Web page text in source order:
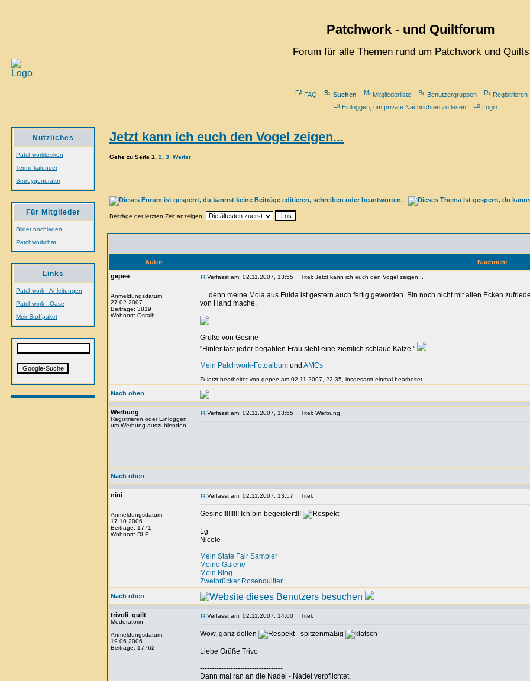
Patchwork - und Quiltforum
Forum für alle Themen rund um Patchwork und Quilts
FAQ Suchen Mitgliederliste Benutzergruppen
Registrieren
Einloggen, um private Nachrichten zu lesen
Login
Nützliches
Patchworklexikon
Terminkalender
Smileygenerator
Für Mitglieder
Bilder hochladen
Patchworkchat
Links
Patchwork - Anleitungen
Patchwork - Oase
MeinStoffpaket
Jetzt kann ich euch den Vogel zeigen...
Gehe zu Seite 1 2 3 Weiter
Beiträge der letzten Zeit anzeigen:
Autor
Nachricht
gepee
Anmeldungsdatum:
27.02.2007
Beiträge: 3819
Wohnort: Ostalb
Verfasst am: 02.11.2007, 13:55 Titel: Jetzt kann ich euch den Vogel zeigen...
… denn meine Mola aus Fulda ist gestern auch fertig geworden. Bin noch nicht mit allen Ecken
von Hand mache.
Grüße von Gesine
"Hinter fast jeder begabten Frau steht eine ziemlich schlaue Katze."
Mein Patchwork-Fotoalbum und AMCs
Zuletzt bearbeitet von gepee am 02.11.2007, 22:35, insgesamt einmal bearbeitet
Nach oben
Werbung
Registrieren oder Einloggen,
um Werbung auszublenden
Verfasst am: 02.11.2007, 13:55 Titel: Werbung
Nach oben
nini
Anmeldungsdatum:
17.10.2006
Beiträge: 1771
Wohnort: RLP
Verfasst am: 02.11.2007, 13:57 Titel:
Gesine!!!!!!!!! Ich bin begeistert!!!
Lg
Nicole
Mein State Fair Sampler
Meine Galerie
Mein Blog
Zweibrücker Rosenquilter
Nach oben
trivoli_quilt
Moderatorin
Anmeldungsdatum:
19.06.2006
Beiträge: 17762
Verfasst am: 02.11.2007, 14:00 Titel:
Wow, ganz dollen
- spitzenmäßig
Liebe Grüße Trivo
-----------------------------------
Dann mal ran an die Nadel - Nadel verpflichtet.